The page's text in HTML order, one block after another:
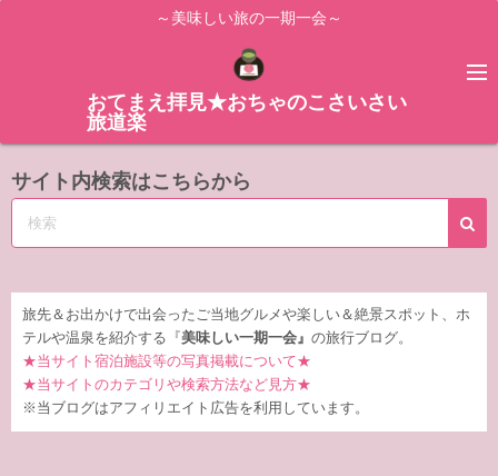
ス
ッ
～美味しい旅の一期一会～
おてまえ拝見★おちゃのこさいさい
旅道楽
サイト内検索はこちらから
旅先＆お出かけで出会ったご当地グルメや楽しい＆絶景スポット、ホ
テルや温泉を紹介する『 美味しい一期一会』 の旅行ブログ。
★当サイト宿泊施設等の写真掲載について★
★当サイトのカテゴリや検索方法など見方★
※当ブログはアフィリエイト広告を利用しています。